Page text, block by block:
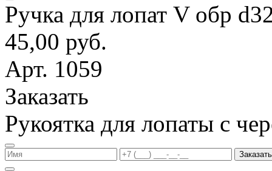
Ручка для лопат V обр
45,00 руб.
Арт. 1059
Заказать
Рукоятка для лопаты с
Заказать